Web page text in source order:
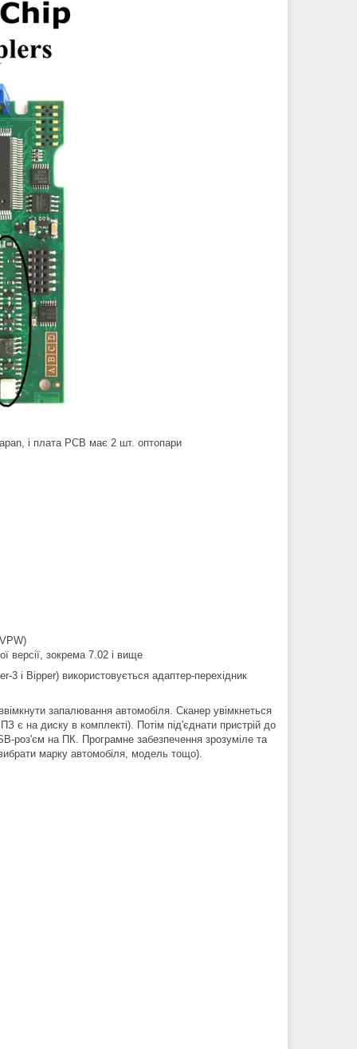
і плата PCB має 2 шт. оптопари
версії, зокрема 7.02 і вище
і Bipper) використовується адаптер-перехідник
запалювання автомобіля. Сканер увімкнеться
є на диску в комплекті). Потім під'єднати пристрій до
роз'єм на ПК. Програмне забезпечення зрозуміле та
марку автомобіля, модель тощо).